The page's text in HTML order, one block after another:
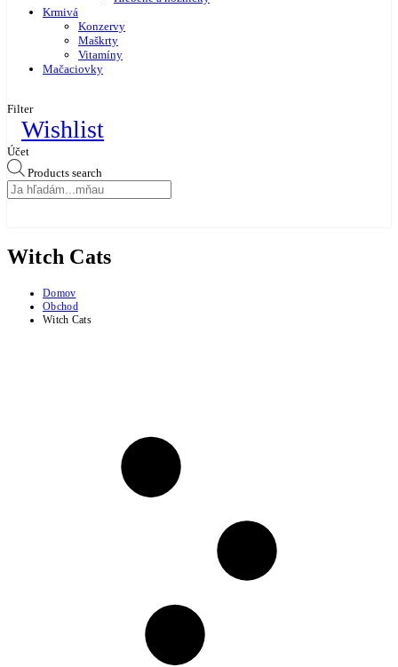
Krmivá
Konzervy
Maškrty
Vitamíny
Mačaciovky
Filter
Wishlist
Účet
Products search
Witch Cats
Domov
Obchod
Witch Cats